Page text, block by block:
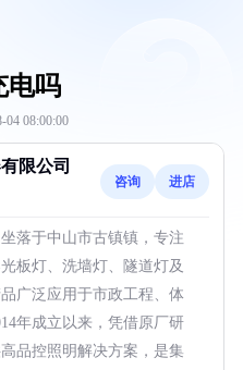
电吗
04 08:00:00
限公司
咨询 进店
落于中山市古镇镇，专注
板灯、洗墙灯、隧道灯及
广泛应用于市政工程、体
年成立以来，凭借原厂研
品控照明解决方案，是集